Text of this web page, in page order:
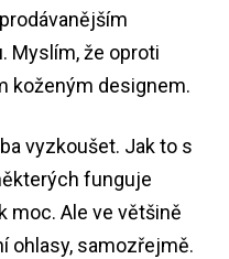
Myslím, že oproti
koženým designem.
vyzkoušet. Jak to s
funguje
moc. Ale ve většině
ohlasy, samozřejmě.